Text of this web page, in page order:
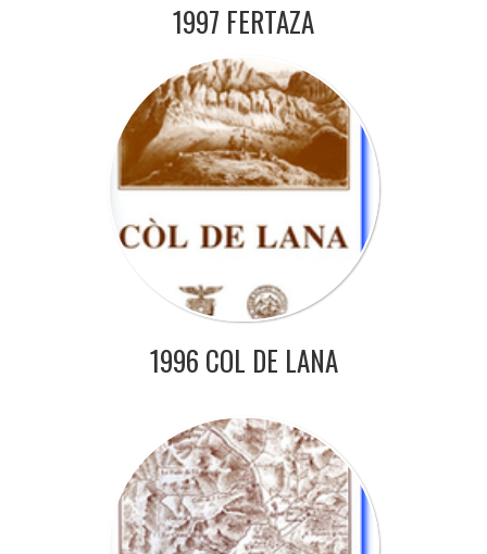
1997 FERTAZA
1996 COL DE LANA